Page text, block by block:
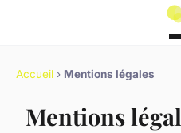
Accueil › Mentions légales
Mentions